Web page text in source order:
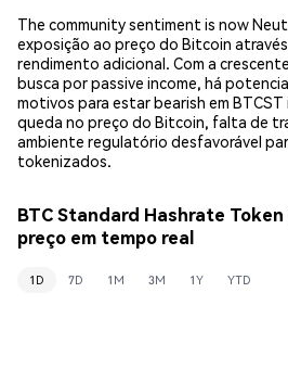
The community sentiment is now
exposição ao preço do Bitcoin
rendimento adicional. Com a
busca por passive income, há
motivos para estar bearish em
queda no preço do Bitcoin, falta de
ambiente regulatório desfavorável
tokenizados.
BTC Standard Hashrate Token
preço em tempo real
1D 7D 1M 3M 1Y YTD